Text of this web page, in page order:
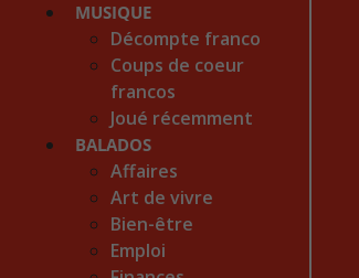
MUSIQUE
Décompte franco
Coups de coeur
francos
Joué récemment
BALADOS
Affaires
Art de vivre
Bien-être
Emploi